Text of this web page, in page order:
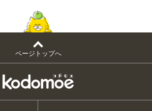
ページトップへ